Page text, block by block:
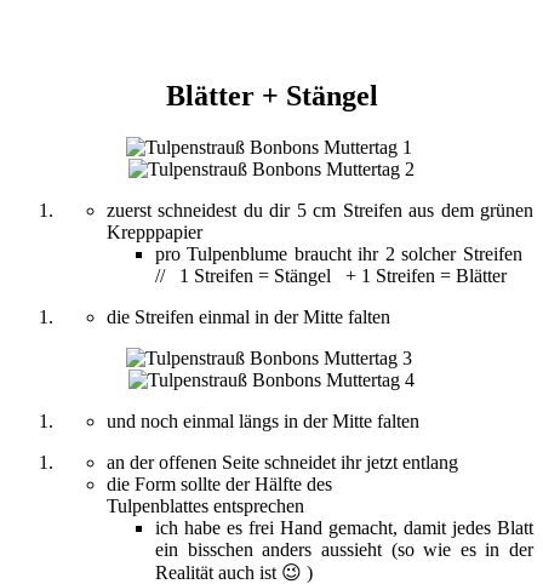
Blätter + Stängel
zuerst schneidest du dir 5 cm Streifen aus dem grünen
Krepppapier
pro Tulpenblume braucht ihr 2 solcher Streifen
// 1 Streifen = Stängel + 1 Streifen = Blätter
die Streifen einmal in der Mitte falten
und noch einmal längs in der Mitte falten
an der offenen Seite schneidet ihr jetzt entlang
die Form sollte der Hälfte des
Tulpenblattes entsprechen
ich habe es frei Hand gemacht, damit jedes Blatt
ein bisschen anders aussieht (so wie es in der
Realität auch ist 😉 )